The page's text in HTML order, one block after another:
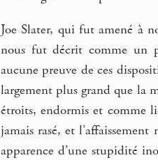
Joe Slater, qui fut amené à
nous fut décrit comme un
aucune preuve de ces
largement plus grand que la
étroits, endormis et comme
jamais rasé, et
apparence d’une stupidité